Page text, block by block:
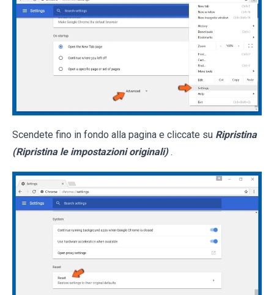
Scendete fino in fondo alla pagina e cliccate su Ripristina
(Ripristina le impostazioni originali) .